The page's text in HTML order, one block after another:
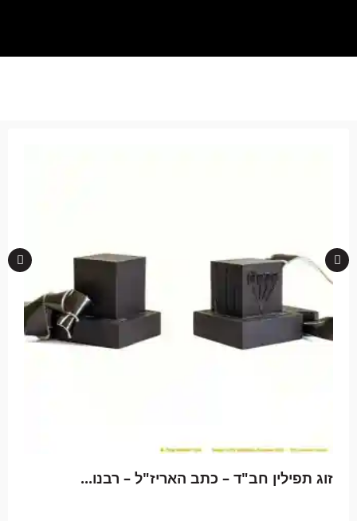
זוג תפילין חב"ד – כתב האריז"ל – רש"י...